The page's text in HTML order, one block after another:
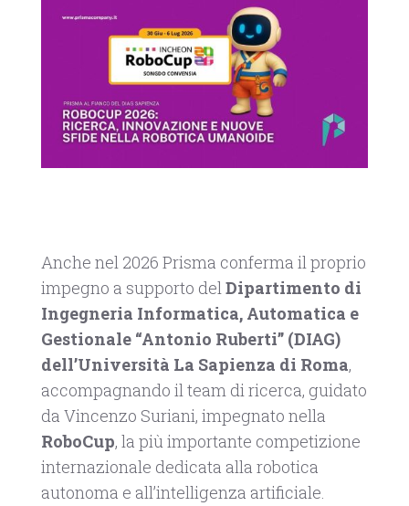
Anche nel 2026 Prisma conferma il proprio
impegno a supporto delDipartimento di
Ingegneria Informatica, Automatica e
Gestionale “Antonio Ruberti” (DIAG)
dell’Università La Sapienza di Roma,
accompagnando il team di ricerca, guidato
da Vincenzo Suriani, impegnato nella
RoboCup, la più importante competizione
internazionale dedicata alla robotica
autonoma e all’intelligenza artificiale.